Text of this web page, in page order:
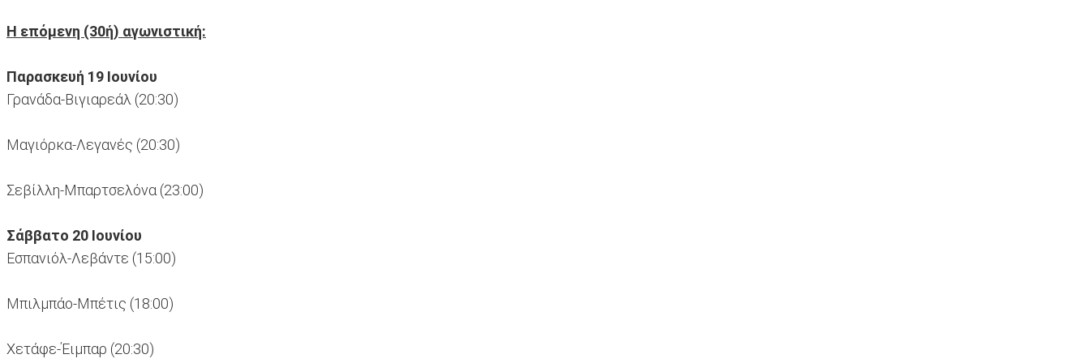
Η επόμενη (30ή) αγωνιστική:
Παρασκευή 19 Ιουνίου
Γρανάδα-Βιγιαρεάλ (20:30)
Μαγιόρκα-Λεγανές (20:30)
Σεβίλλη-Μπαρτσελόνα (23:00)
Σάββατο 20 Ιουνίου
Εσπανιόλ-Λεβάντε (15:00)
Μπιλμπάο-Μπέτις (18:00)
Χετάφε-Έιμπαρ (20:30)